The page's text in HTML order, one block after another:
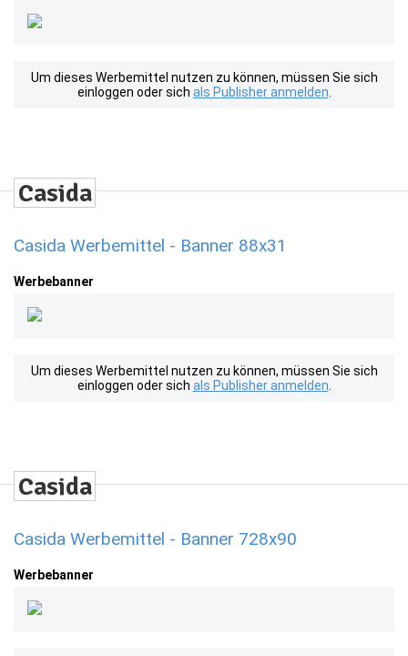
Um dieses Werbemittel nutzen zu können, müssen Sie sich
einloggen oder sich als Publisher anmelden
Casida Werbemittel - Banner 88x31
Werbebanner
Um dieses Werbemittel nutzen zu können, müssen Sie sich
einloggen oder sich als Publisher anmelden
Casida Werbemittel - Banner 728x90
Werbebanner